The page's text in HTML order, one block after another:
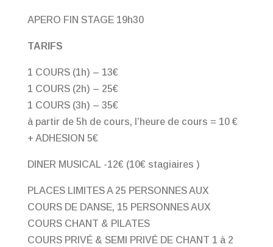
APERO FIN STAGE 19h30
TARIFS
1 COURS (1h) – 13€
1 COURS (2h) – 25€
1 COURS (3h) – 35€
à partir de 5h de cours, l’heure de cours = 10 €
+ ADHESION 5€
DINER MUSICAL -12€ (10€ stagiaires )
PLACES LIMITES A 25 PERSONNES AUX
COURS DE DANSE, 15 PERSONNES AUX
COURS CHANT & PILATES
COURS PRIVÉ & SEMI PRIVÉ DE CHANT 1 à 2